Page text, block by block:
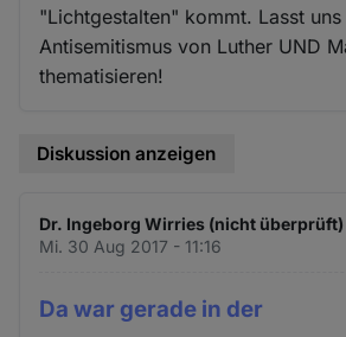
"Lichtgestalten" kommt. Lasst uns
Antisemitismus von Luther UND
thematisieren!
Diskussion anzeigen
Dr. Ingeborg Wirries (nicht überprüft)
Mi. 30 Aug 2017 - 11:16
Da war gerade in der